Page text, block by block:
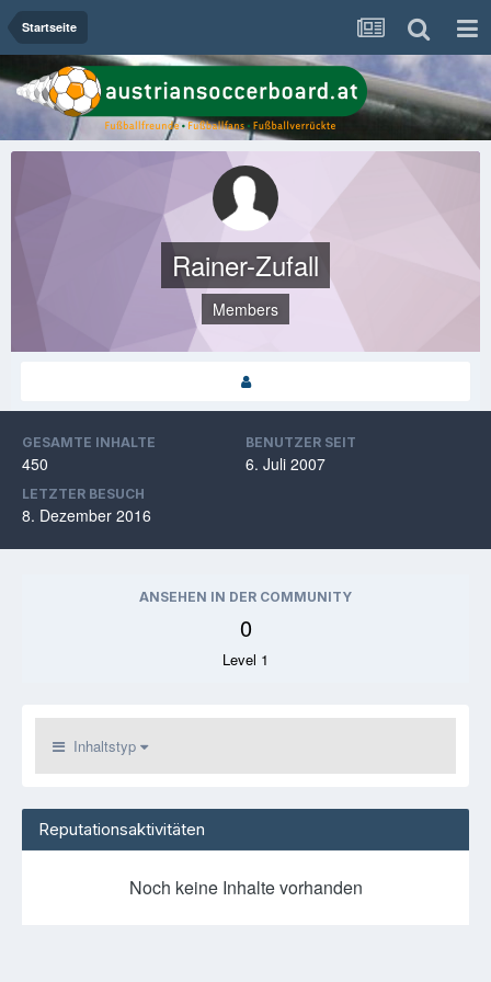
Startseite
Rainer-Zufall
Members
GESAMTE INHALTE
450
BENUTZER SEIT
6. Juli 2007
LETZTER BESUCH
8. Dezember 2016
ANSEHEN IN DER COMMUNITY
0
Level 1
Inhaltstyp
Reputationsaktivitäten
Noch keine Inhalte vorhanden